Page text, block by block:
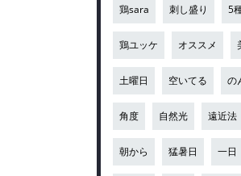
鶏sara 刺し盛り 5
鶏ユッケ オススメ
土曜日 空いてる の
角度 自然光 遠近法
朝から 猛暑日 一日